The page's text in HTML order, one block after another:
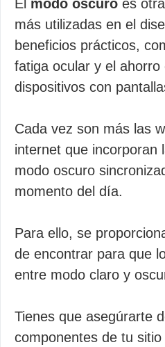
El modo oscuro es
más utilizadas en el
beneficios prácticos,
fatiga ocular y el ahorro
dispositivos con
Cada vez son más las
internet que incorporan
modo oscuro
momento del día.
Para ello, se
de encontrar para que
entre modo claro y
Tienes que asegúrarte
componentes de tu